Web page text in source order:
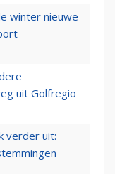
winter nieuwe
uit Golfregio
verder uit: